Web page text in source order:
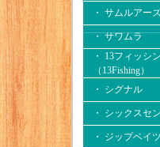
・ サムルアー
・ サワムラ
・ 13フィッシ
（13Fishing）
・ シグナル
・ シックスセ
・ ジップベイツ